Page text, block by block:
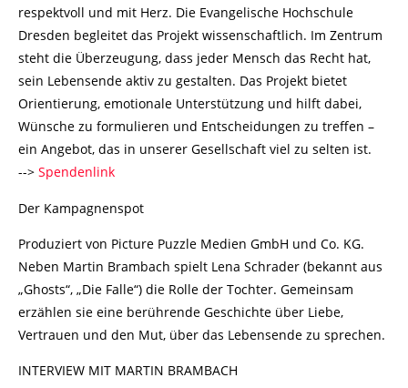
respektvoll und mit Herz. Die Evangelische Hochschule
Dresden begleitet das Projekt wissenschaftlich. Im Zentrum
steht die Überzeugung, dass jeder Mensch das Recht hat,
sein Lebensende aktiv zu gestalten. Das Projekt bietet
Orientierung, emotionale Unterstützung und hilft dabei,
Wünsche zu formulieren und Entscheidungen zu treffen –
ein Angebot, das in unserer Gesellschaft viel zu selten ist.
--> Spendenlink
Der Kampagnenspot
Produziert von Picture Puzzle Medien GmbH und Co. KG.
Neben Martin Brambach spielt Lena Schrader (bekannt aus
„Ghosts“, „Die Falle“) die Rolle der Tochter. Gemeinsam
erzählen sie eine berührende Geschichte über Liebe,
Vertrauen und den Mut, über das Lebensende zu sprechen.
INTERVIEW MIT MARTIN BRAMBACH